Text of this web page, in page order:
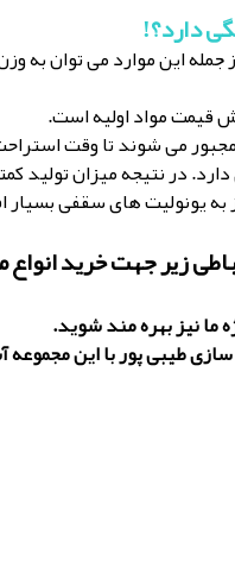
دارد؟!
این موارد می توان به
می شوند تا وقت
در نتیجه میزان تولید
یونولیت های سقفی
زیر جهت خرید
ما نیز بهره مند شوید.
طیبی پوربا این